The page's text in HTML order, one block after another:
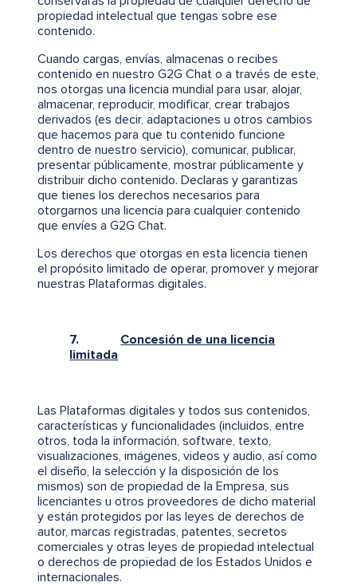
propiedad intelectual que tengas sobre ese
contenido.
Cuando cargas, envías, almacenas o recibes
contenido en nuestro G2G Chat o a través de este,
nos otorgas una licencia mundial para usar, alojar,
almacenar, reproducir, modificar, crear trabajos
derivados (es decir, adaptaciones u otros cambios
que hacemos para que tu contenido funcione
dentro de nuestro servicio), comunicar, publicar,
presentar públicamente, mostrar públicamente y
distribuir dicho contenido. Declaras y garantizas
que tienes los derechos necesarios para
otorgarnos una licencia para cualquier contenido
que envíes a G2G Chat.
Los derechos que otorgas en esta licencia tienen
el propósito limitado de operar, promover y mejorar
nuestras Plataformas digitales.
7. Concesión de una licencia
limitada
Las Plataformas digitales y todos sus contenidos,
características y funcionalidades (incluidos, entre
otros, toda la información, software, texto,
visualizaciones, imágenes, videos y audio, así como
el diseño, la selección y la disposición de los
mismos) son de propiedad de la Empresa, sus
licenciantes u otros proveedores de dicho material
y están protegidos por las leyes de derechos de
autor, marcas registradas, patentes, secretos
comerciales y otras leyes de propiedad intelectual
o derechos de propiedad de los Estados Unidos e
internacionales.